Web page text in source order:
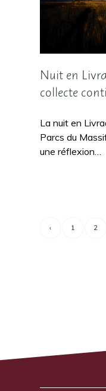
Nuit en
collecte
La nuit en
Parcs du
une réflexion…
‹ 1 2